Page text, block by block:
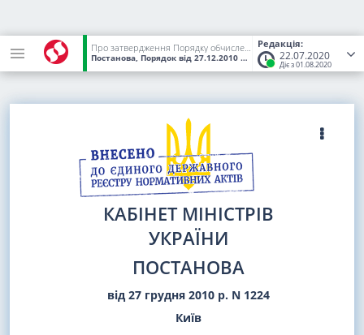
Редакція:
22.07.2020
Діє з 01.08.2020
Про затвердження Порядку обчислення і накопичення реєстраторами розрахункових операцій та/або програмними реєстраторами розрахункових операцій сум податку на додану вартість
Постанова, Порядок від 27.12.2010 № 1224 (Статус:Чинний)
КАБІНЕТ МІНІСТРІВ
УКРАЇНИ
ПОСТАНОВА
від 27 грудня 2010 р. N 1224
Київ